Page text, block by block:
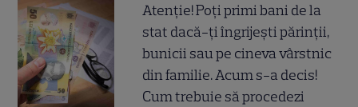
Atenție! Poți primi bani de la
stat dacă-ți îngrijești părinții,
bunicii sau pe cineva vârstnic
din familie. Acum s-a decis!
Cum trebuie să procedezi